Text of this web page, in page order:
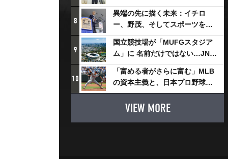
スチャダラパーが川崎新！アリ
ーナシティ・プロジェクトを語
る 「楽しみでしかないでしょ。
川崎は、ずっと成長曲線だか
ら」
8
異端の先に描く未来：イチロ
ー、野茂、そしてスポーツを支
える科学界の挑戦
9
国立競技場が「MUFGスタジア
ム」に 名前だけではない…JNSE
とMUFGが“共創”し描く地域活
性化・社会価値創造の近未来図
とは
10
「富める者がさらに富む」MLB
の資本主義と、日本プロ野球が
踏み出せない一歩
VIEW MORE